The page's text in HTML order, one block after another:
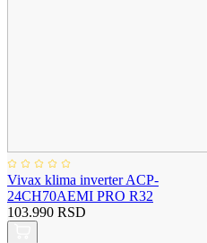
Vivax klima inverter ACP-
24CH70AEMI PRO R32
103.990 RSD